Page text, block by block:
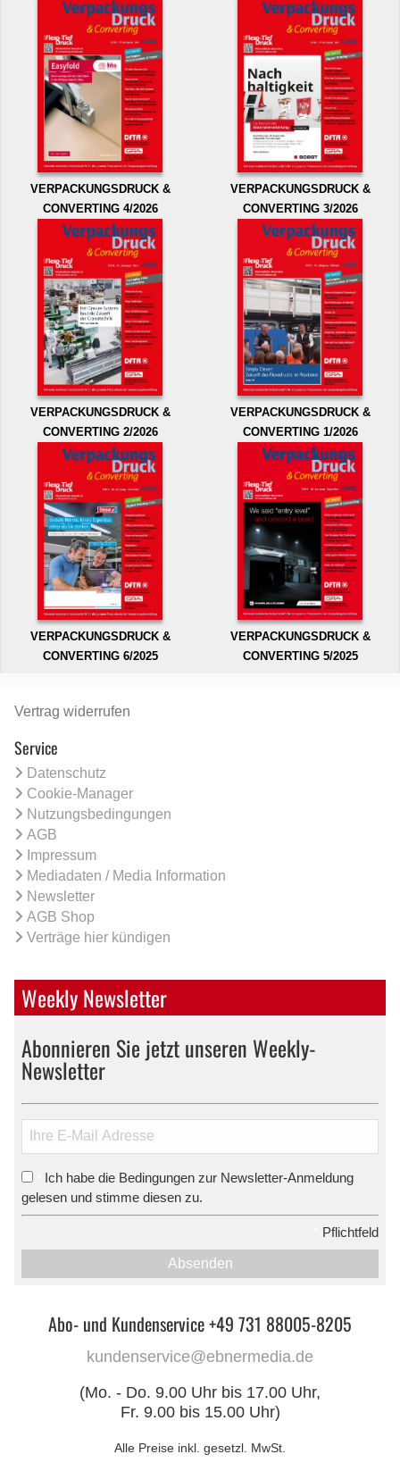
VERPACKUNGSDRUCK &
CONVERTING 4/2026
VERPACKUNGSDRUCK &
CONVERTING 3/2026
VERPACKUNGSDRUCK &
CONVERTING 2/2026
VERPACKUNGSDRUCK &
CONVERTING 1/2026
VERPACKUNGSDRUCK &
CONVERTING 6/2025
VERPACKUNGSDRUCK &
CONVERTING 5/2025
Vertrag widerrufen
Service
Datenschutz
Cookie-Manager
Nutzungsbedingungen
AGB
Impressum
Mediadaten / Media Information
Newsletter
AGB Shop
Verträge hier kündigen
Weekly Newsletter
Abonnieren Sie jetzt unseren Weekly-
Newsletter
Ich habe die Bedingungen zur Newsletter-Anmeldung
gelesen und stimme diesen zu.
Pflichtfeld
Absenden
Abo- und Kundenservice +49 731 88005-8205
kundenservice@ebnermedia.de
(Mo. - Do. 9.00 Uhr bis 17.00 Uhr,
Fr. 9.00 bis 15.00 Uhr)
Alle Preise inkl. gesetzl. MwSt.